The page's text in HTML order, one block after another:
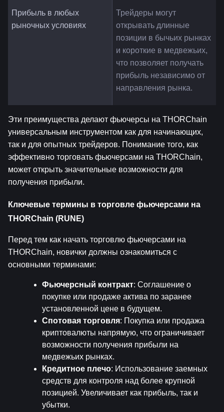
Прибыль в любых
рыночных условиях
Трейдеры могут
открывать длинные
позиции в бычьих рынках
и короткие в медвежьих,
что позволяет получать
прибыль независимо от
направления рынка.
Эти преимущества делают фьючерсы на THORChain
универсальным инструментом как для начинающих,
так и для опытных трейдеров. Понимание того, как
эффективно торговать фьючерсами на THORChain,
может открыть значительные возможности для
получения прибыли.
Ключевые термины в торговле фьючерсами на
THORChain (RUNE)
Перед тем как начать торговлю фьючерсами на
THORChain, новички должны ознакомиться с
основными терминами:
Фьючерсный контракт: Соглашение о
покупке или продаже актива по заранее
установленной цене в будущем.
Спотовая торговля: Покупка или продажа
криптовалюты напрямую, что ограничивает
возможности получения прибыли на
медвежьих рынках.
Кредитное плечо: Использование заемных
средств для контроля над более крупной
позицией. Увеличивает как прибыль, так и
убытки.